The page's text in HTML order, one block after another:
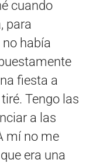
cuando
para
había
fiesta a
Tengo las
a las
mí no me
era una